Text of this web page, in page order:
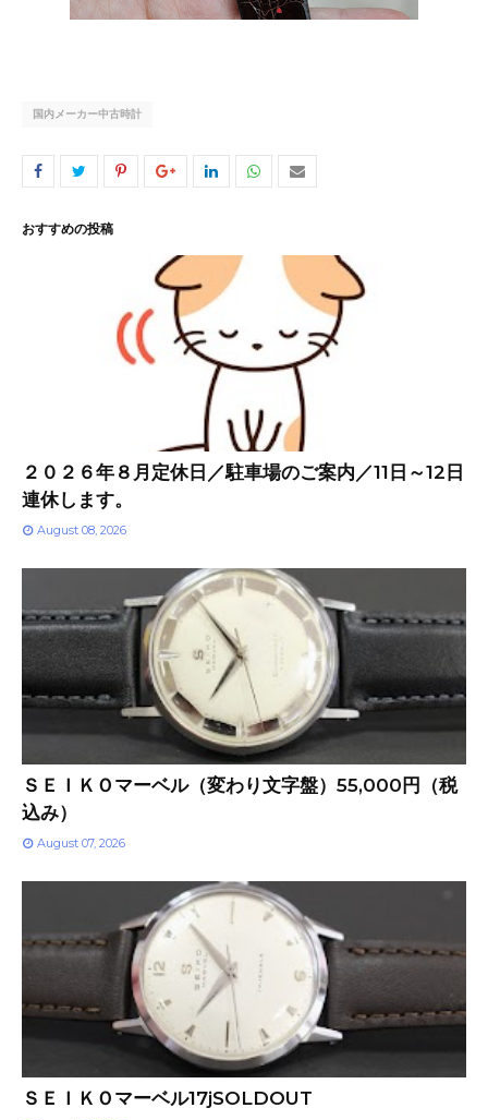
国内メーカー中古時計
おすすめの投稿
２０２６年８月定休日／駐車場のご案内／11日～12日
連休します。
August 08, 2026
ＳＥＩＫＯマーベル（変わり文字盤）55,000円（税
込み）
August 07, 2026
ＳＥＩＫＯマーベル17jSOLDOUT